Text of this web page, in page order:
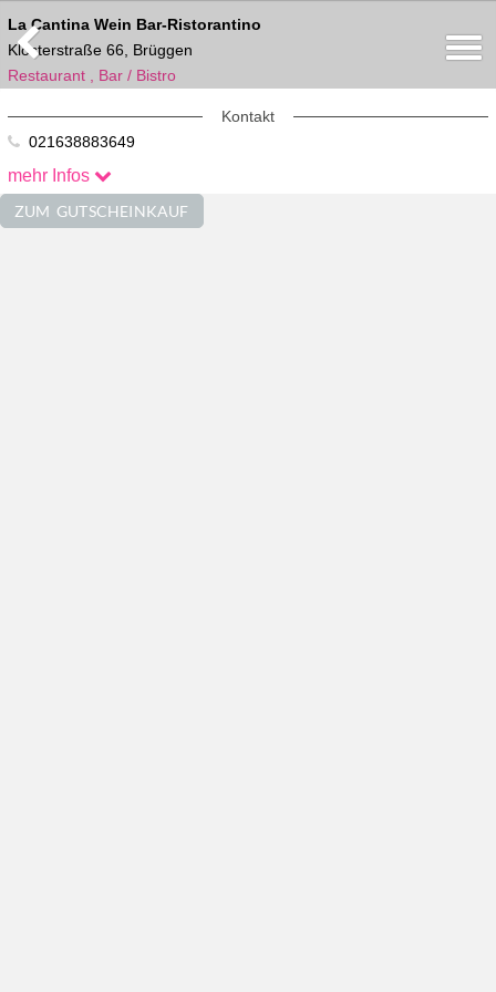
La Cantina Wein Bar-Ristorantino
Klosterstraße 66, Brüggen
Restaurant , Bar / Bistro
Kontakt
021638883649
importsalento.prato@hotmail.com
Im Netz Erreichbar
mehr Infos
ZUM GUTSCHEINKAUF